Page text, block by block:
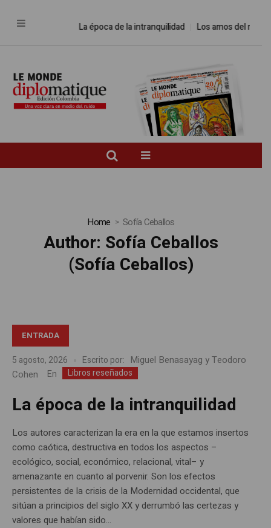
La época de la intranquilidad Los amos del mundo
Home Sofía Ceballos
Author: Sofía Ceballos
(Sofía Ceballos)
ENTRADA
5 agosto, 2026 Escrito por: Miguel Benasayag y Teodoro
Cohen
En Libros reseñados
La época de la intranquilidad
Los autores caracterizan la era en la que estamos insertos
como caótica, destructiva en todos los aspectos –
ecológico, social, económico, relacional, vital– y
amenazante en cuanto al porvenir. Son los efectos
persistentes de la crisis de la Modernidad occidental, que
sitúan a principios del siglo XX y derrumbó las certezas y
valores que habían sido...